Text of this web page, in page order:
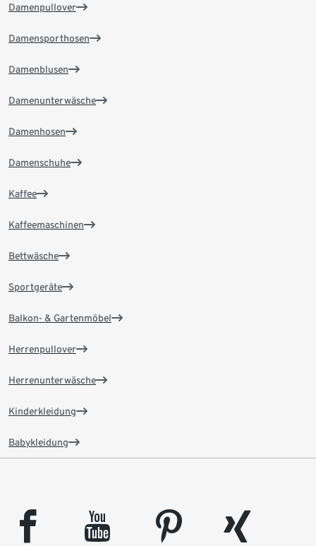
Damenpullover
Damensporthosen
Damenblusen
Damenunterwäsche
Damenhosen
Damenschuhe
Kaffee
Kaffeemaschinen
Bettwäsche
Sportgeräte
Balkon- & Gartenmöbel
Herrenpullover
Herrenunterwäsche
Kinderkleidung
Babykleidung
facebook youtube pinterest
xing